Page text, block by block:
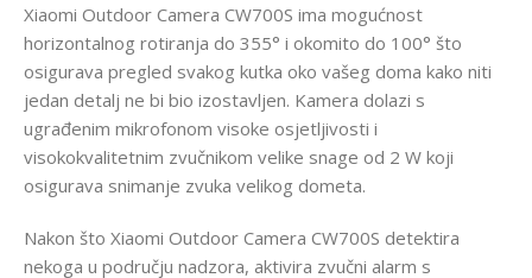
Xiaomi Outdoor Camera CW700S ima mogućnost
horizontalnog rotiranja do 355° i okomito do 100° što
osigurava pregled svakog kutka oko vašeg doma kako niti
jedan detalj ne bi bio izostavljen. Kamera dolazi s
ugrađenim mikrofonom visoke osjetljivosti i
visokokvalitetnim zvučnikom velike snage od 2 W koji
osigurava snimanje zvuka velikog dometa.
Nakon što Xiaomi Outdoor Camera CW700S detektira
nekoga u području nadzora, aktivira zvučni alarm s